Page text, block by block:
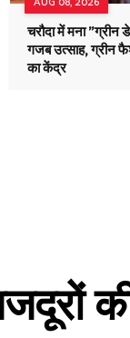
चरौदा में मना "ग्रीन
गजब उत्साह, ग्रीन
का केंद्र